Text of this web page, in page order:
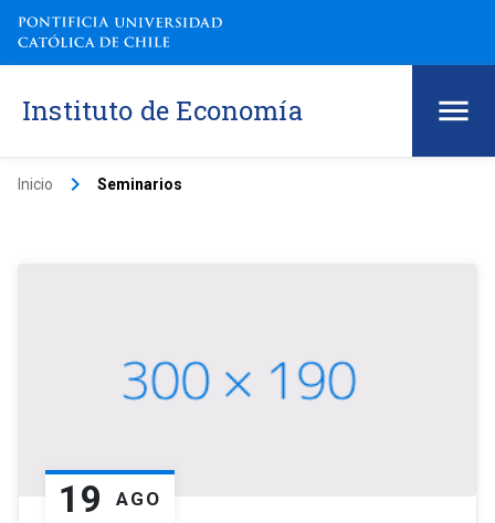
Instituto de Economía
Inicio keyboard_arrow_right Seminarios
19 AGO